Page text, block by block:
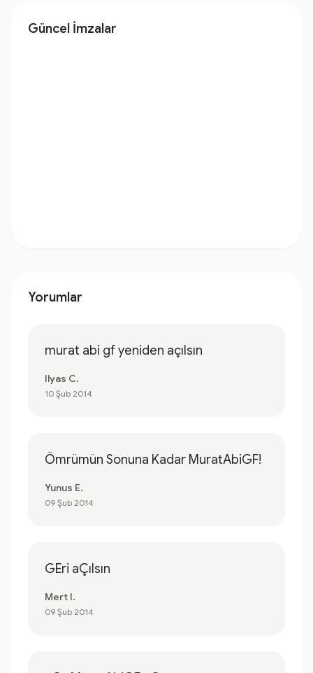
Güncel İmzalar
Yorumlar
murat abi gf yeniden açılsın
Ilyas C.
10 Şub 2014
Ömrümün Sonuna Kadar MuratAbiGF!
Yunus E.
09 Şub 2014
GEri aÇılsın
Mert I.
09 Şub 2014